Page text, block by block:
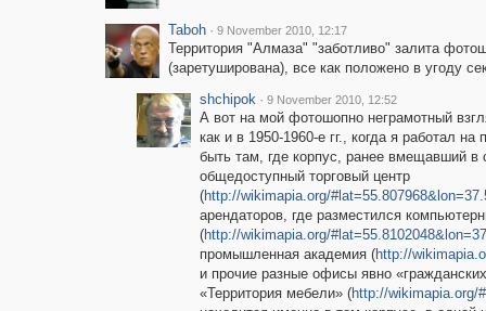
Taboh · 9 November 2010, 12:17
Территория "Алмаза" "заботливо" залита
(заретуширована), все как положено в угоду
shchipok · 9 November 2010, 12:52
А вот на мой фотошопно неграмотный
как и в 1950-1960-е гг., когда я работал
быть там, где корпус, ранее вмещавший в
общедоступный торговый центр
(http://wikimapia.org/
арендаторов, где разместился
(http://wikimapia.org/
промышленная академия (http://
и прочие разные офисы явно
«Территория мебели» (http://wikimapia.org/